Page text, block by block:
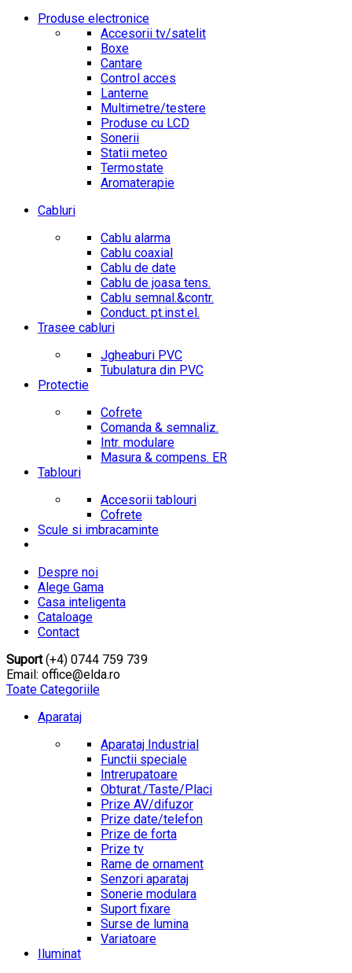
Produse electronice
Accesorii tv/satelit
Boxe
Cantare
Control acces
Lanterne
Multimetre/testere
Produse cu LCD
Sonerii
Statii meteo
Termostate
Aromaterapie
Cabluri
Cablu alarma
Cablu coaxial
Cablu de date
Cablu de joasa tens.
Cablu semnal.&contr.
Conduct. pt.inst.el.
Trasee cabluri
Jgheaburi PVC
Tubulatura din PVC
Protectie
Cofrete
Comanda & semnaliz.
Intr. modulare
Masura & compens. ER
Tablouri
Accesorii tablouri
Cofrete
Scule si imbracaminte
Despre noi
Alege Gama
Casa inteligenta
Cataloage
Contact
Suport(+4) 0744 759 739
Email: office@elda.ro
Toate Categoriile
Aparataj
Aparataj Industrial
Functii speciale
Intrerupatoare
Obturat./Taste/Placi
Prize AV/difuzor
Prize date/telefon
Prize de forta
Prize tv
Rame de ornament
Senzori aparataj
Sonerie modulara
Suport fixare
Surse de lumina
Variatoare
Iluminat